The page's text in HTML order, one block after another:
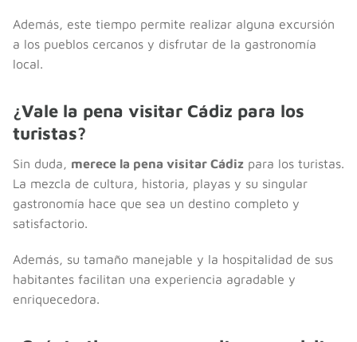
Además, este tiempo permite realizar alguna excursión
a los pueblos cercanos y disfrutar de la gastronomía
local.
¿Vale la pena visitar Cádiz para los
turistas?
Sin duda, merece la pena visitar Cádiz para los turistas.
La mezcla de cultura, historia, playas y su singular
gastronomía hace que sea un destino completo y
satisfactorio.
Además, su tamaño manejable y la hospitalidad de sus
habitantes facilitan una experiencia agradable y
enriquecedora.